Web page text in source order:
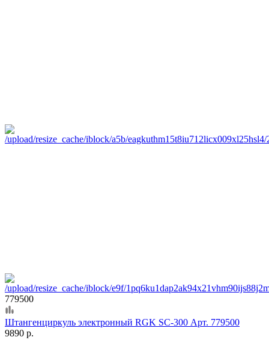
779500
Штангенциркуль электронный RGK SC-300 Арт. 779500
9890 р.